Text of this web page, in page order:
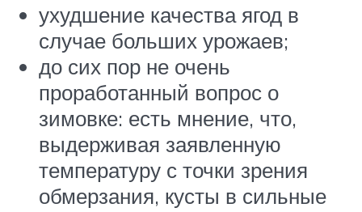
ухудшение качества ягод в
случае больших урожаев;
до сих пор не очень
проработанный вопрос о
зимовке: есть мнение, что,
выдерживая заявленную
температуру с точки зрения
обмерзания, кусты в сильные